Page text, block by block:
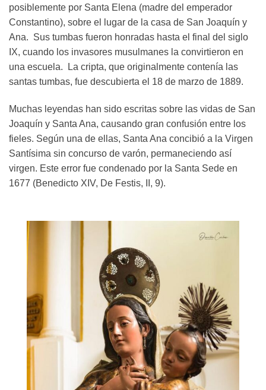
posiblemente por Santa Elena (madre del emperador
Constantino), sobre el lugar de la casa de San Joaquín y
Ana. Sus tumbas fueron honradas hasta el final del siglo
IX, cuando los invasores musulmanes la convirtieron en
una escuela. La cripta, que originalmente contenía las
santas tumbas, fue descubierta el 18 de marzo de 1889.
Muchas leyendas han sido escritas sobre las vidas de San
Joaquín y Santa Ana, causando gran confusión entre los
fieles. Según una de ellas, Santa Ana concibió a la Virgen
Santísima sin concurso de varón, permaneciendo así
virgen. Este error fue condenado por la Santa Sede en
1677 (Benedicto XIV, De Festis, II, 9).